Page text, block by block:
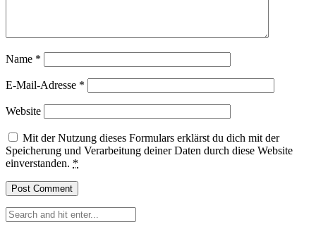
Name *
E-Mail-Adresse *
Website
Mit der Nutzung dieses Formulars erklärst du dich mit der
Speicherung und Verarbeitung deiner Daten durch diese Website
einverstanden. *